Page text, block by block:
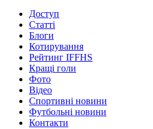
Доступ
Статті
Блоги
Котирування
Рейтинг IFFHS
Кращі голи
Фото
Відео
Спортивні новини
Футбольні новини
Контакти